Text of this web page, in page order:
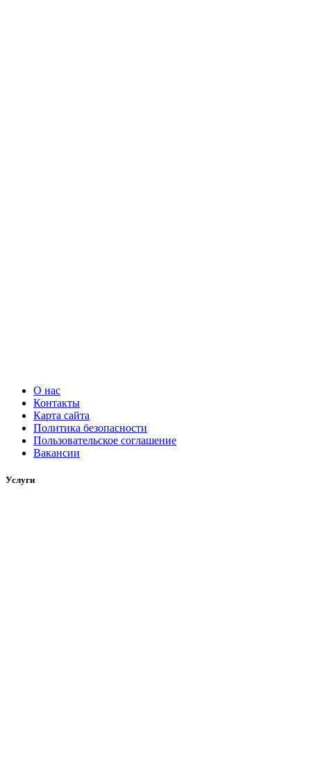
О нас
Контакты
Карта сайта
Политика безопасности
Пользовательское соглашение
Вакансии
Услуги